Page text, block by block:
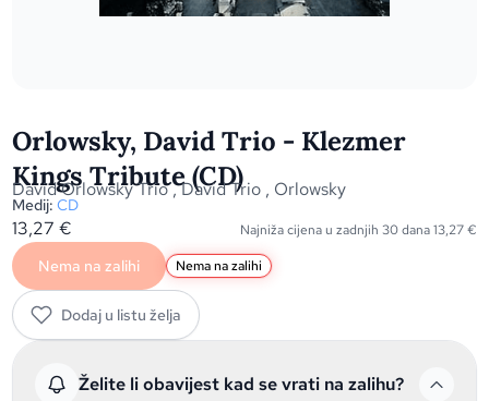
Orlowsky, David Trio - Klezmer
Kings Tribute (CD)
David Orlowsky Trio,David Trio , Orlowsky
Medij: CD
13,27€ Najniža cijena u zadnjih 30 dana13,27€
Nema na zalihi Nema na zalihi
Dodaj u listu želja
Želite li obavijest kad se vrati na zalihu?